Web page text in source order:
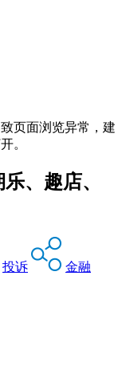
页面浏览异常，建
。
、趣店、
投诉
金融